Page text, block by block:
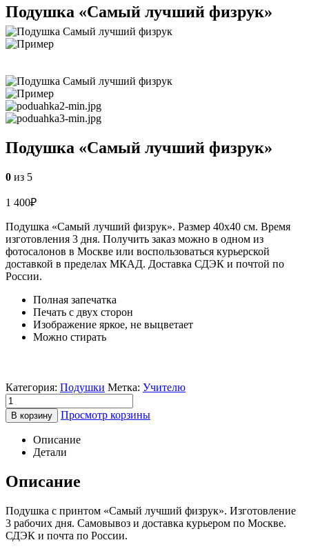
Подушка «Самый лучший физрук»
Подушка «Самый лучший физрук»
0 из 5
1 400₽
Подушка «Самый лучший физрук». Размер 40х40 см. Время
изготовления 3 дня. Получить заказ можно в одном из
фотосалонов в Москве или воспользоваться курьерской
доставкой в пределах МКАД. Доставка СДЭК и почтой по
России.
Полная запечатка
Печать с двух сторон
Изображение яркое, не выцветает
Можно стирать
Категория: Подушки Метка: Учителю
В корзину Просмотр корзины
Описание
Детали
Описание
Подушка с принтом «Самый лучший физрук». Изготовление
3 рабочих дня. Самовывоз и доставка курьером по Москве.
СДЭК и почта по России.